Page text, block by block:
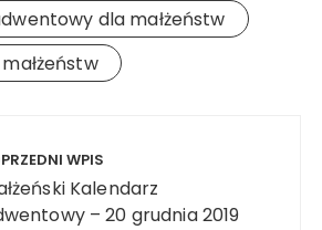
dla małżeństw
WPIS
Kalendarz
– 20 grudnia 2019